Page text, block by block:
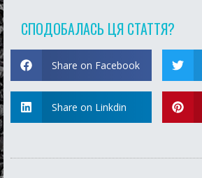
СПОДОБАЛАСЬ ЦЯ СТАТТЯ?
Share on Facebook
Share on Linkdin